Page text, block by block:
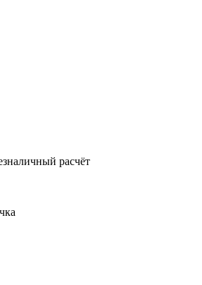
расчёт